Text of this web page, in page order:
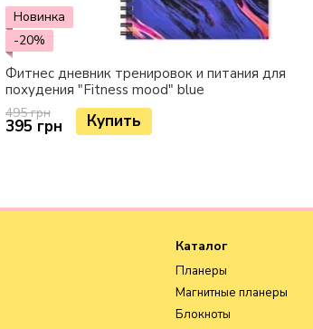
Новинка
-20%
Фитнес дневник тренировок и питания для
похудения "Fitness mood" blue
495 грн
395 грн Купить
Каталог
Планеры
Магнитные планеры
Блокноты